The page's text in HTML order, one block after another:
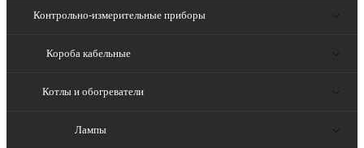
Контрольно-измерительные приборы
Короба кабельные
Котлы и обогреватели
Лампы